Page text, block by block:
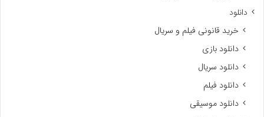
دانلود
خرید قانونی فیلم و سریال
دانلود بازی
دانلود سریال
دانلود فیلم
دانلود موسیقی